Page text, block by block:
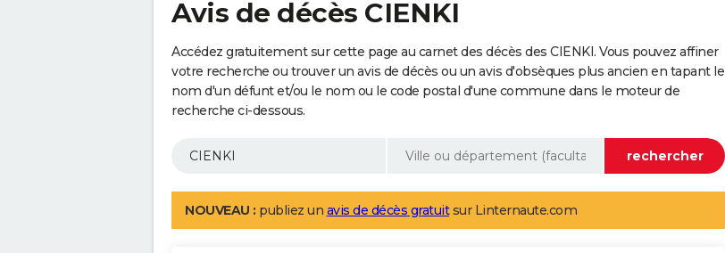
Avis de décès CIENKI
Accédez gratuitement sur cette page au carnet des décès des CIENKI. Vous pouvez affiner
votre recherche ou trouver un avis de décès ou un avis d'obsèques plus ancien en tapant le
nom d'un défunt et/ou le nom ou le code postal d'une commune dans le moteur de
recherche ci-dessous.
NOUVEAU : publiez un avis de décès gratuitsur Linternaute.com